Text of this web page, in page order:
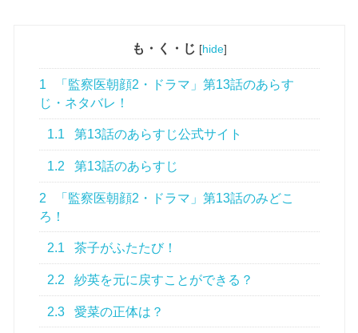
も・く・じ [hide]
1
「監察医朝顔2・ドラマ」第13話のあらす
じ・ネタバレ！
1.1 第13話のあらすじ公式サイト
1.2 第13話のあらすじ
2
「監察医朝顔2・ドラマ」第13話のみどこ
ろ！
2.1 茶子がふたたび！
2.2 紗英を元に戻すことができる？
2.3 愛菜の正体は？